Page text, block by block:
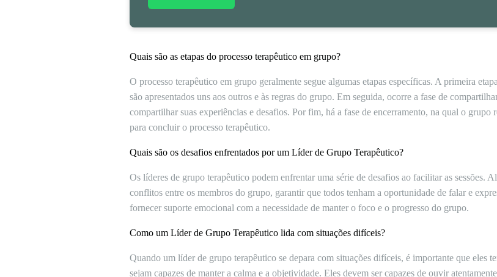
Quais são as etapas do processo terapêutico em grupo?
O processo terapêutico em grupo geralmente segue algumas etapas específicas. A primeira
são apresentados uns aos outros e às regras do grupo. Em seguida, ocorre a fase de
compartilhar suas experiências e desafios. Por fim, há a fase de encerramento, na qual o grupo
para concluir o processo terapêutico.
Quais são os desafios enfrentados por um Líder de Grupo Terapêutico?
Os líderes de grupo terapêutico podem enfrentar uma série de desafios ao facilitar as sessões.
conflitos entre os membros do grupo, garantir que todos tenham a oportunidade de falar e
fornecer suporte emocional com a necessidade de manter o foco e o progresso do grupo.
Como um Líder de Grupo Terapêutico lida com situações difíceis?
Quando um líder de grupo terapêutico se depara com situações difíceis, é importante que eles
sejam capazes de manter a calma e a objetividade. Eles devem ser capazes de ouvir